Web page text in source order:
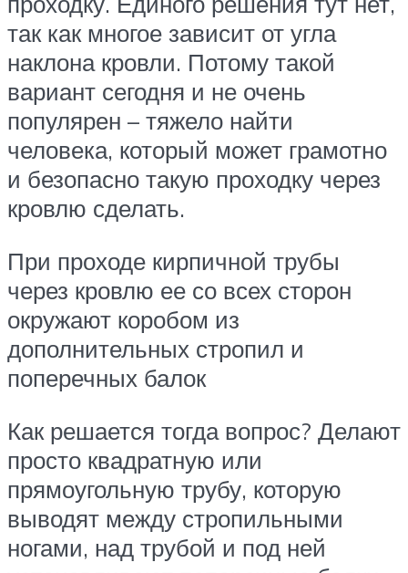
так как многое зависит от угла
наклона кровли. Потому такой
вариант сегодня и не очень
популярен – тяжело найти
человека, который может грамотно
и безопасно такую проходку через
кровлю сделать.
При проходе кирпичной трубы
через кровлю ее со всех сторон
окружают коробом из
дополнительных стропил и
поперечных балок
Как решается тогда вопрос? Делают
просто квадратную или
прямоугольную трубу, которую
выводят между стропильными
ногами, над трубой и под ней